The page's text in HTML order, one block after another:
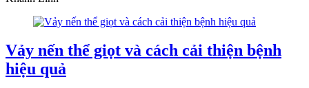
Vảy nến thể giọt và cách cải thiện bệnh
hiệu quả